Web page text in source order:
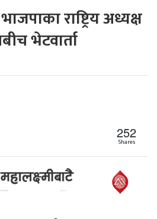
राष्ट्रिय अध्यक्ष
भेटवार्ता
252
Shares